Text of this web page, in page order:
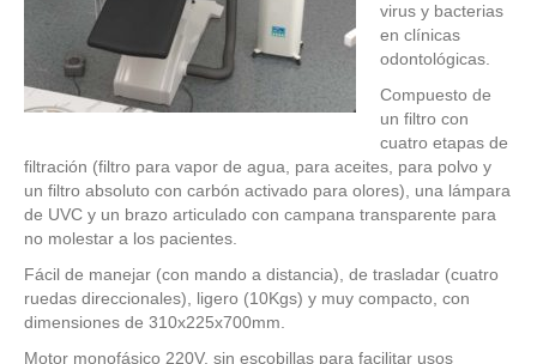
virus y bacterias
en clínicas
odontológicas.
Compuesto de
un filtro con
cuatro etapas de
filtración (filtro para vapor de agua, para aceites, para polvo y
un filtro absoluto con carbón activado para olores), una lámpara
de UVC y un brazo articulado con campana transparente para
no molestar a los pacientes.
Fácil de manejar (con mando a distancia), de trasladar (cuatro
ruedas direccionales), ligero (10Kgs) y muy compacto, con
dimensiones de 310x225x700mm.
Motor monofásico 220V, sin escobillas para facilitar usos